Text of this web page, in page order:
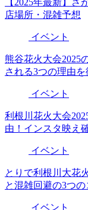
【2025年最新】
店場所・混雑予想
イベント
熊谷花火大会2025
される3つの理由
イベント
利根川花火大会
由！インスタ映え
イベント
とりで利根川大花
と混雑回避の3つの
イベント